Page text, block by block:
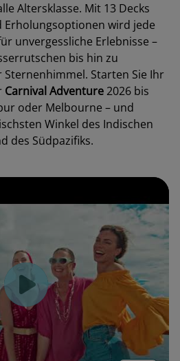
Altersklasse. Mit 13 Decks
Erholungsoptionen wird jede
unvergessliche Erlebnisse –
bis hin zu
Starten Sie Ihr
Carnival Adventure2026 bis
oder Melbourne – und
Winkel des Indischen
des Südpazifiks.